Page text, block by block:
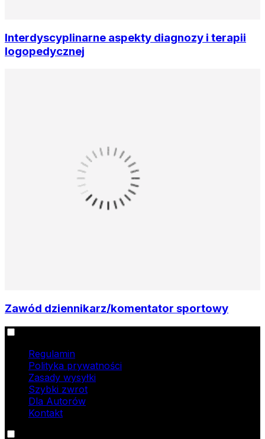
Interdyscyplinarne aspekty diagnozy i terapii
logopedycznej
Zawód dziennikarz/komentator sportowy
Regulamin
Polityka prywatności
Zasady wysyłki
Szybki zwrot
Dla Autorów
Kontakt